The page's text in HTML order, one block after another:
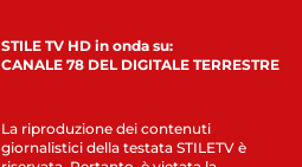
STILE TV HD in onda su:
CANALE 78 DEL DIGITALE TERRESTRE
La riproduzione dei contenuti
giornalistici della testata STILETV è